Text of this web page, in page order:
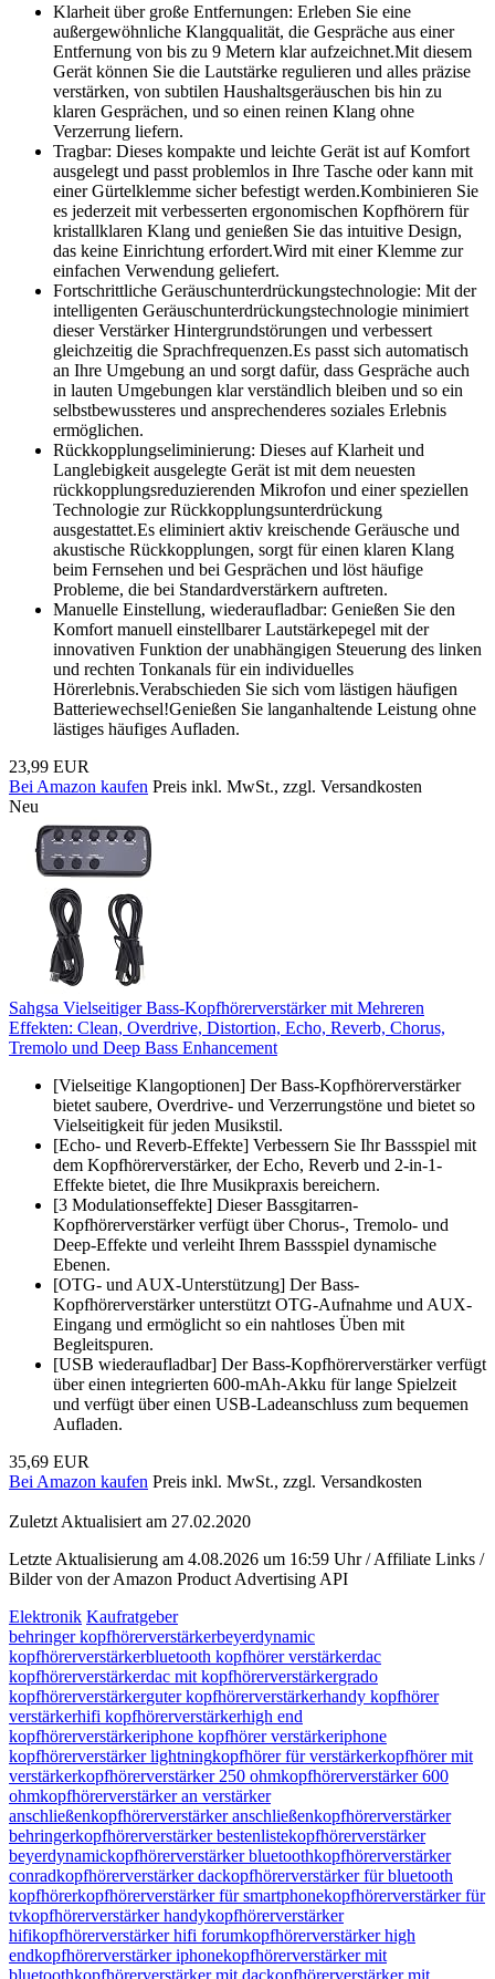
Klarheit über große Entfernungen: Erleben Sie eine
außergewöhnliche Klangqualität, die Gespräche aus einer
Entfernung von bis zu 9 Metern klar aufzeichnet.Mit diesem
Gerät können Sie die Lautstärke regulieren und alles präzise
verstärken, von subtilen Haushaltsgeräuschen bis hin zu
klaren Gesprächen, und so einen reinen Klang ohne
Verzerrung liefern.
Tragbar: Dieses kompakte und leichte Gerät ist auf Komfort
ausgelegt und passt problemlos in Ihre Tasche oder kann mit
einer Gürtelklemme sicher befestigt werden.Kombinieren Sie
es jederzeit mit verbesserten ergonomischen Kopfhörern für
kristallklaren Klang und genießen Sie das intuitive Design,
das keine Einrichtung erfordert.Wird mit einer Klemme zur
einfachen Verwendung geliefert.
Fortschrittliche Geräuschunterdrückungstechnologie: Mit der
intelligenten Geräuschunterdrückungstechnologie minimiert
dieser Verstärker Hintergrundstörungen und verbessert
gleichzeitig die Sprachfrequenzen.Es passt sich automatisch
an Ihre Umgebung an und sorgt dafür, dass Gespräche auch
in lauten Umgebungen klar verständlich bleiben und so ein
selbstbewussteres und ansprechenderes soziales Erlebnis
ermöglichen.
Rückkopplungseliminierung: Dieses auf Klarheit und
Langlebigkeit ausgelegte Gerät ist mit dem neuesten
rückkopplungsreduzierenden Mikrofon und einer speziellen
Technologie zur Rückkopplungsunterdrückung
ausgestattet.Es eliminiert aktiv kreischende Geräusche und
akustische Rückkopplungen, sorgt für einen klaren Klang
beim Fernsehen und bei Gesprächen und löst häufige
Probleme, die bei Standardverstärkern auftreten.
Manuelle Einstellung, wiederaufladbar: Genießen Sie den
Komfort manuell einstellbarer Lautstärkepegel mit der
innovativen Funktion der unabhängigen Steuerung des linken
und rechten Tonkanals für ein individuelles
Hörerlebnis.Verabschieden Sie sich vom lästigen häufigen
Batteriewechsel!Genießen Sie langanhaltende Leistung ohne
lästiges häufiges Aufladen.
23,99 EUR
Bei Amazon kaufen Preis inkl. MwSt., zzgl. Versandkosten
Neu
Sahgsa Vielseitiger Bass-Kopfhörerverstärker mit Mehreren
Effekten: Clean, Overdrive, Distortion, Echo, Reverb, Chorus,
Tremolo und Deep Bass Enhancement
[Vielseitige Klangoptionen] Der Bass-Kopfhörerverstärker
bietet saubere, Overdrive- und Verzerrungstöne und bietet so
Vielseitigkeit für jeden Musikstil.
[Echo- und Reverb-Effekte] Verbessern Sie Ihr Bassspiel mit
dem Kopfhörerverstärker, der Echo, Reverb und 2-in-1-
Effekte bietet, die Ihre Musikpraxis bereichern.
[3 Modulationseffekte] Dieser Bassgitarren-
Kopfhörerverstärker verfügt über Chorus-, Tremolo- und
Deep-Effekte und verleiht Ihrem Bassspiel dynamische
Ebenen.
[OTG- und AUX-Unterstützung] Der Bass-
Kopfhörerverstärker unterstützt OTG-Aufnahme und AUX-
Eingang und ermöglicht so ein nahtloses Üben mit
Begleitspuren.
[USB wiederaufladbar] Der Bass-Kopfhörerverstärker verfügt
über einen integrierten 600-mAh-Akku für lange Spielzeit
und verfügt über einen USB-Ladeanschluss zum bequemen
Aufladen.
35,69 EUR
Bei Amazon kaufen Preis inkl. MwSt., zzgl. Versandkosten
Zuletzt Aktualisiert am 27.02.2020
Letzte Aktualisierung am 4.08.2026 um 16:59 Uhr / Affiliate Links /
Bilder von der Amazon Product Advertising API
Elektronik Kaufratgeber
behringer kopfhörerverstärkerbeyerdynamic
kopfhörerverstärkerbluetooth kopfhörer verstärkerdac
kopfhörerverstärkerdac mit kopfhörerverstärkergrado
kopfhörerverstärkerguter kopfhörerverstärkerhandy kopfhörer
verstärkerhifi kopfhörerverstärkerhigh end
kopfhörerverstärkeriphone kopfhörer verstärkeriphone
kopfhörerverstärker lightningkopfhörer für verstärkerkopfhörer mit
verstärkerkopfhörerverstärker 250 ohmkopfhörerverstärker 600
ohmkopfhörerverstärker an verstärker
anschließenkopfhörerverstärker anschließenkopfhörerverstärker
behringerkopfhörerverstärker bestenlistekopfhörerverstärker
beyerdynamickopfhörerverstärker bluetoothkopfhörerverstärker
conradkopfhörerverstärker dackopfhörerverstärker für bluetooth
kopfhörerkopfhörerverstärker für smartphonekopfhörerverstärker für
tvkopfhörerverstärker handykopfhörerverstärker
hifikopfhörerverstärker hifi forumkopfhörerverstärker high
endkopfhörerverstärker iphonekopfhörerverstärker mit